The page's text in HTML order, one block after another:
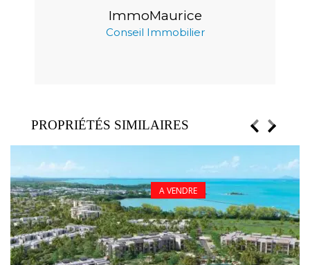
ImmoMaurice
Conseil Immobilier
PROPRIÉTÉS SIMILAIRES
A VENDRE